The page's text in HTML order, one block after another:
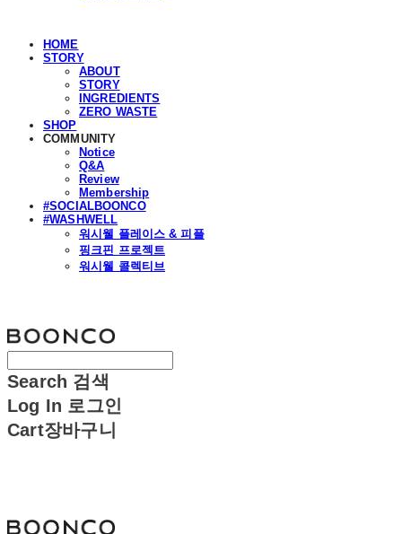
HOME
STORY
ABOUT
STORY
INGREDIENTS
ZERO WASTE
SHOP
COMMUNITY
Notice
Q&A
Review
Membership
#SOCIALBOONCO
#WASHWELL
워시웰 플레이스 & 피플
핑크핀 프로젝트
워시웰 콜렉티브
Search 검색
Log In 로그인
Cart장바구니